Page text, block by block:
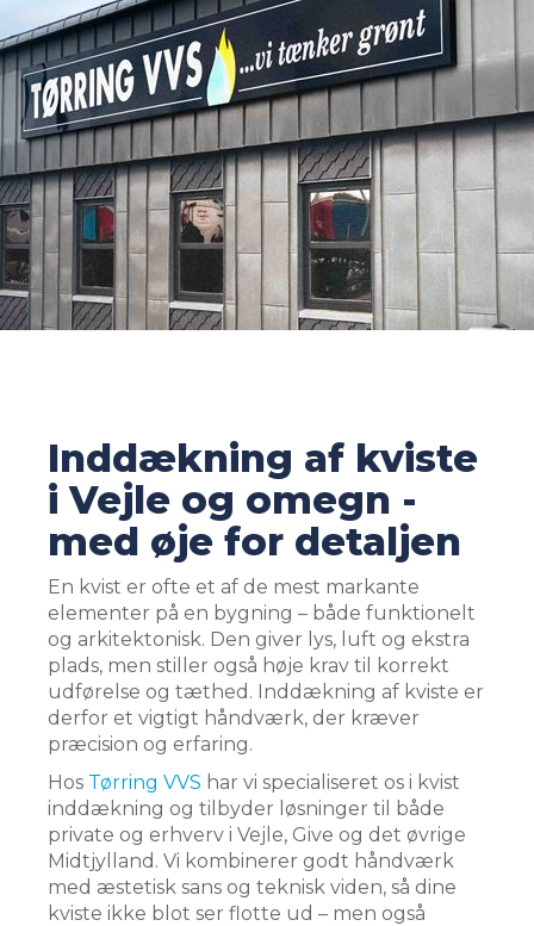
Inddækning af kviste
i Vejle og omegn -
med øje for detaljen
En kvist er ofte et af de mest markante
elementer på en bygning – både funktionelt
og arkitektonisk. Den giver lys, luft og ekstra
plads, men stiller også høje krav til korrekt
udførelse og tæthed. Inddækning af kviste er
derfor et vigtigt håndværk, der kræver
præcision og erfaring.
Hos Tørring VVS har vi specialiseret os i kvist
inddækning og tilbyder løsninger til både
private og erhverv i Vejle, Give og det øvrige
Midtjylland. Vi kombinerer godt håndværk
med æstetisk sans og teknisk viden, så dine
kviste ikke blot ser flotte ud – men også